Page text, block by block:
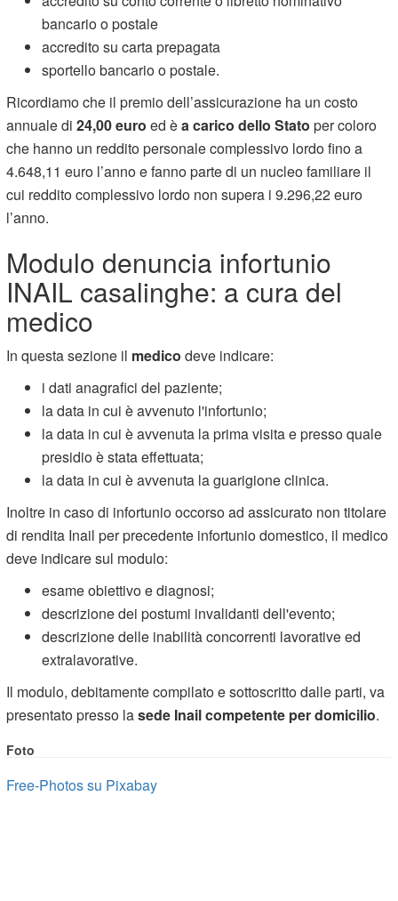
bancario o postale
accredito su carta prepagata
sportello bancario o postale.
Ricordiamo che il premio dell’assicurazione ha un costo
annuale di24,00 euro ed èa carico dello Stato per coloro
che hanno un reddito personale complessivo lordo fino a
4.648,11 euro l’anno e fanno parte di un nucleo familiare il
cui reddito complessivo lordo non supera i 9.296,22 euro
l’anno.
Modulo denuncia infortunio
INAIL casalinghe: a cura del
medico
In questa sezione il medico deve indicare:
i dati anagrafici del paziente;
la data in cui è avvenuto l'infortunio;
la data in cui è avvenuta la prima visita e presso quale
presidio è stata effettuata;
la data in cui è avvenuta la guarigione clinica.
Inoltre in caso di infortunio occorso ad assicurato non titolare
di rendita Inail per precedente infortunio domestico, il medico
deve indicare sul modulo:
esame obiettivo e diagnosi;
descrizione dei postumi invalidanti dell'evento;
descrizione delle inabilità concorrenti lavorative ed
extralavorative.
Il modulo, debitamente compilato e sottoscritto dalle parti, va
presentato presso lasede Inail competente per domicilio.
Foto
Free-Photos su Pixabay